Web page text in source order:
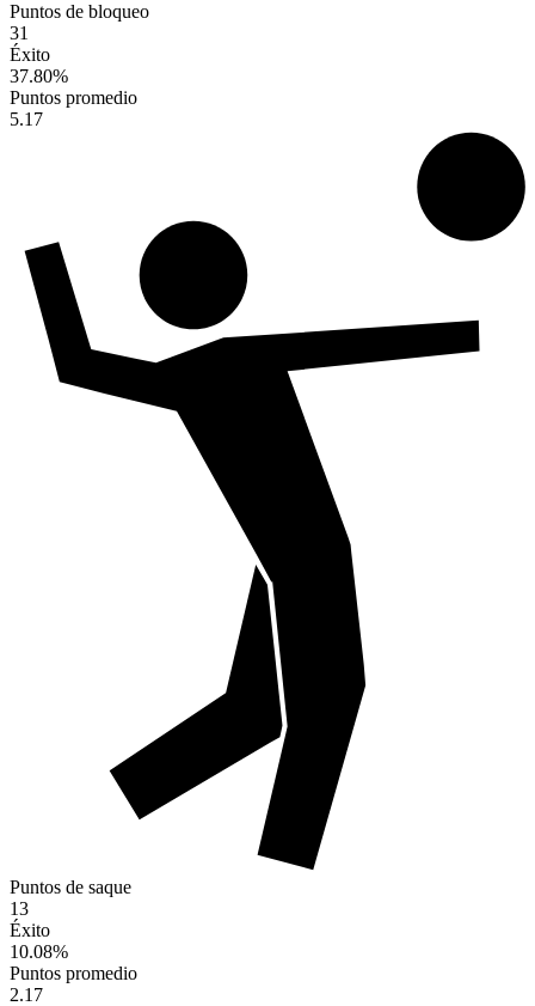
Puntos de bloqueo
31
Éxito
37.80%
Puntos promedio
5.17
Puntos de saque
13
Éxito
10.08%
Puntos promedio
2.17